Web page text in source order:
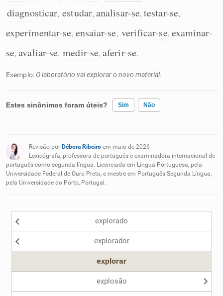
diagnosticar, estudar, analisar-se,testar-se,
experimentar-se, ensaiar-se, verificar-se, examinar-
se,avaliar-se, medir-se,aferir-se.
Exemplo: O laboratório vai explorar o novo material.
Estes sinônimos foram úteis? Sim Não
Nenhum dos sinônimos apresentados me ajudou
Outro
Revisão por Débora Ribeiro em maio de 2026
Lexicógrafa, professora de português e examinadora internacional de
português como segunda língua. Licenciada em Língua Portuguesa, pela
Universidade Federal de Ouro Preto, e mestre em Português Segunda Língua,
pela Universidade do Porto, Portugal.
explorado
explorador
explorar
explosão